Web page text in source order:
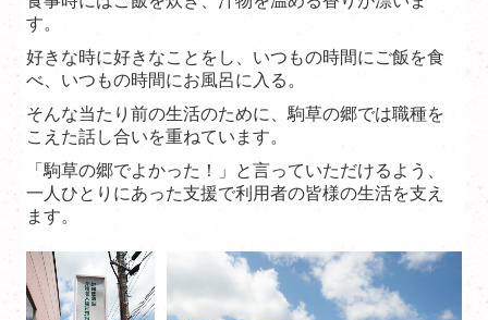
す。
好きな時に好きなことをし、いつもの時間にご飯を食
べ、いつもの時間にお風呂に入る。
そんな当たり前の生活のために、駒草の郷では職種を
こえた話し合いを重ねています。
「駒草の郷でよかった！」と言っていただけるよう、
一人ひとりにあった支援で利用者の皆様の生活を支え
ます。